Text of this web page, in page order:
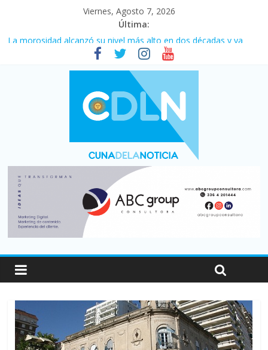
Viernes, Agosto 7, 2026
Última:
Central venció 1 a 0 al River de Coudet en el Monumental
La morosidad alcanzó su nivel más alto en dos décadas y ya
afecta a 400 mil deudores en Santa Fe
Desde que asumió Milei cerraron 41.000 kioscos: el sector
denuncia crisis como en 2001
Vacaciones de invierno con más movimiento y consumo
turístico: 4,6 millones de personas viajaron por el país, un 5,9%
Fuerte caída de la venta de autos usados en julio: bajó un 12,6%